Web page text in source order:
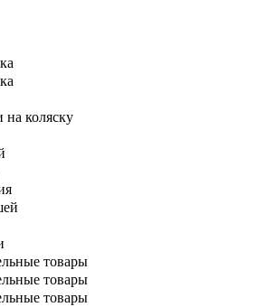
коляску
товары
товары
товары